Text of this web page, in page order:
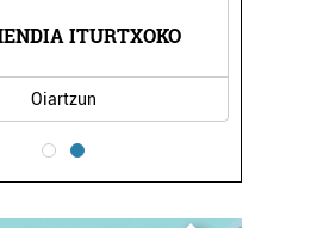
ITURTXOKO
Oiartzun